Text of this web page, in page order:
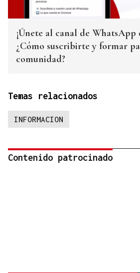
¡Únete al canal de WhatsApp
¿Cómo suscribirte y formar
comunidad?
Temas relacionados
INFORMACION
Contenido patrocinado